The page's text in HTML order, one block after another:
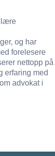
og har
forelesere
nettopp på
erfaring med
advokat i